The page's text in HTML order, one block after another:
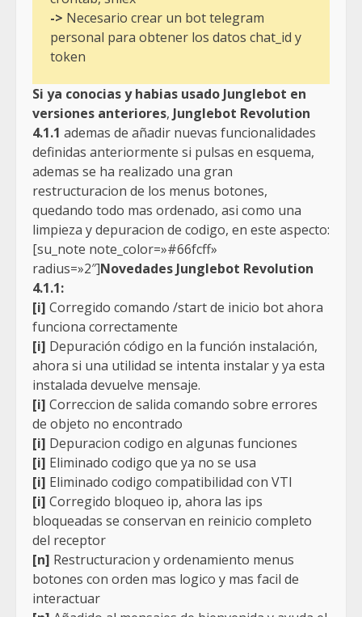
-> Necesario crear un bot telegram
personal para obtener los datos chat_id y
token
Si ya conocias y habias usado Junglebot en
versiones anteriores, Junglebot Revolution
4.1.1 ademas de añadir nuevas funcionalidades
definidas anteriormente si pulsas en esquema,
ademas se ha realizado una gran
restructuracion de los menus botones,
quedando todo mas ordenado, asi como una
limpieza y depuracion de codigo, en este aspecto:
[su_note note_color=»#66fcff»
radius=»2″]Novedades Junglebot Revolution
4.1.1:
[i] Corregido comando /start de inicio bot ahora
funciona correctamente
[i] Depuración código en la función instalación,
ahora si una utilidad se intenta instalar y ya esta
instalada devuelve mensaje.
[i] Correccion de salida comando sobre errores
de objeto no encontrado
[i] Depuracion codigo en algunas funciones
[i] Eliminado codigo que ya no se usa
[i] Eliminado codigo compatibilidad con VTI
[i] Corregido bloqueo ip, ahora las ips
bloqueadas se conservan en reinicio completo
del receptor
[n] Restructuracion y ordenamiento menus
botones con orden mas logico y mas facil de
interactuar